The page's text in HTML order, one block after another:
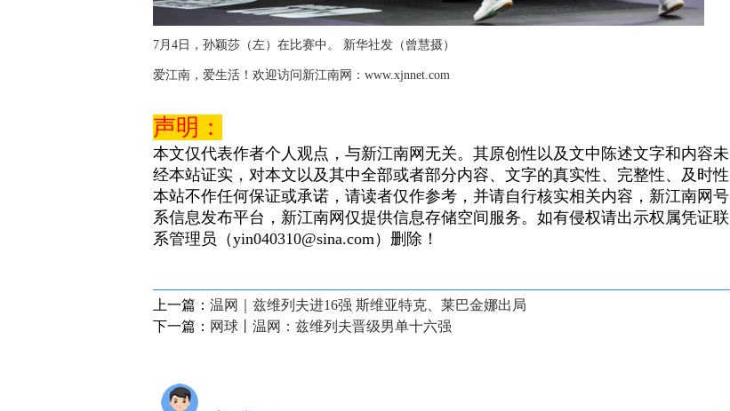
7月4日，孙颖莎（左）在比赛中。 新华社发（曾慧摄）
爱江南，爱生活！欢迎访问新江南网：www.xjnnet.com
声明：
本文仅代表作者个人观点，与新江南网无关。其原创性以及文中陈述文字和内容未
经本站证实，对本文以及其中全部或者部分内容、文字的真实性、完整性、及时性
本站不作任何保证或承诺，请读者仅作参考，并请自行核实相关内容，新江南网号
系信息发布平台，新江南网仅提供信息存储空间服务。如有侵权请出示权属凭证联
系管理员（yin040310@sina.com）删除！
上一篇： 温网｜兹维列夫进16强 斯维亚特克、莱巴金娜出局
下一篇： 网球丨温网：兹维列夫晋级男单十六强